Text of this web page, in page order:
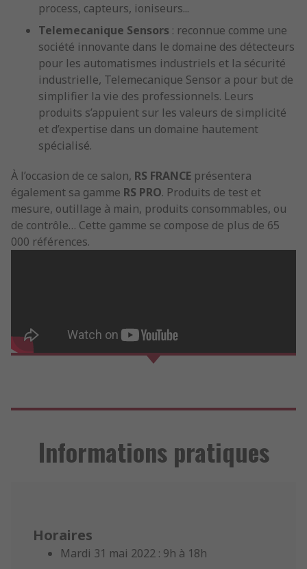
process, capteurs, ioniseurs...
Telemecanique Sensors : reconnue comme une
société innovante dans le domaine des détecteurs
pour les automatismes industriels et la sécurité
industrielle, Telemecanique Sensor a pour but de
simplifier la vie des professionnels. Leurs
produits s’appuient sur les valeurs de simplicité
et d’expertise dans un domaine hautement
spécialisé.
À l’occasion de ce salon, RS FRANCE présentera
également sa gamme RS PRO. Produits de test et
mesure, outillage à main, produits consommables, ou
de contrôle… Cette gamme se compose de plus de 65
000 références.
Informations pratiques
Horaires
Mardi 31 mai 2022 : 9h à 18h